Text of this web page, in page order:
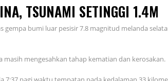
TSUNAMI SETINGGI 1.4M
gempa bumi luar pesisir 7.8 magnitud melanda
masih mengesahkan tahap kematian dan kerosakan.